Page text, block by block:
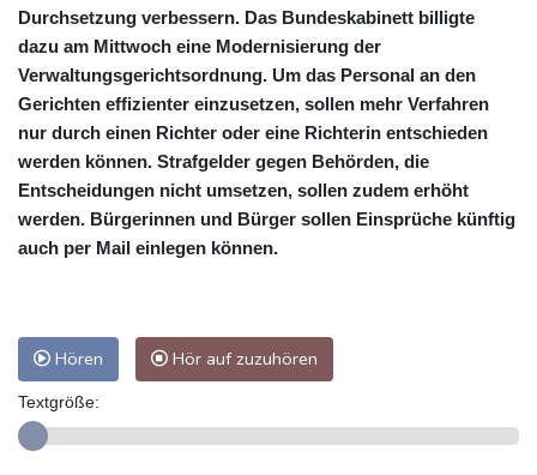
Durchsetzung verbessern. Das Bundeskabinett billigte
dazu am Mittwoch eine Modernisierung der
Verwaltungsgerichtsordnung. Um das Personal an den
Gerichten effizienter einzusetzen, sollen mehr Verfahren
nur durch einen Richter oder eine Richterin entschieden
werden können. Strafgelder gegen Behörden, die
Entscheidungen nicht umsetzen, sollen zudem erhöht
werden. Bürgerinnen und Bürger sollen Einsprüche künftig
auch per Mail einlegen können.
Hören Hör auf zuzuhören
Textgröße: